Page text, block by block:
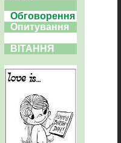
Обговорення
Опитування
ВІТАННЯ